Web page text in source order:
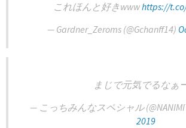
これほんと好きwwwhttps://
— Gardner_Zeroms (@Gchanff14)
まじで元気でるなぁ
— こっちみんなスペシャル
2019